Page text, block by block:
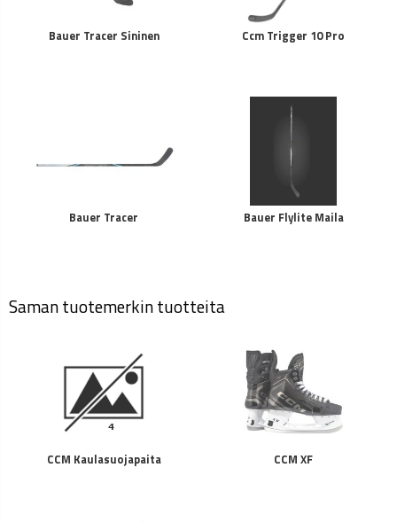
Bauer Tracer Sininen Ccm Trigger 10 Pro
Bauer Tracer Bauer Flylite Maila
Saman tuotemerkin tuotteita
CCM Kaulasuojapaita CCM XF